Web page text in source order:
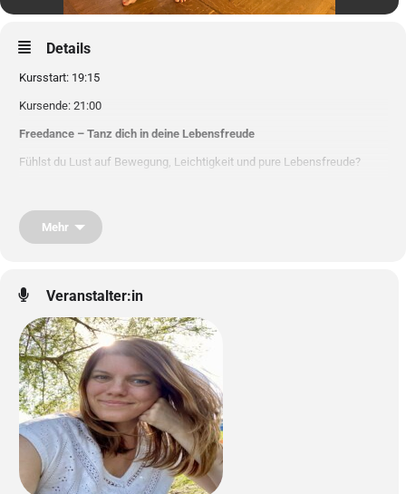
Details
Kursstart: 19:15
Kursende: 21:00
Freedance – Tanz dich in deine Lebensfreude
Fühlst du Lust auf Bewegung, Leichtigkeit und pure Lebensfreude?
Wir bewegen uns barfuß, achtsam und nach deinem eigenen Tempo.
Sanfte Übungen wechseln mit freien Bewegungen, die Stress und
Zum Abschluss gibt es eine kurze Entspannung und Meditation.
Hier geht es nicht um Perfektion, sondern um
dein Wohlbefinden.
Komm so, wie du bist, und feiere dein SEIN!
Ich freu mich auf dich.
Weitere nähere Infos findest du aufwww.bettinahawel.at
Mehr
Veranstalter:in